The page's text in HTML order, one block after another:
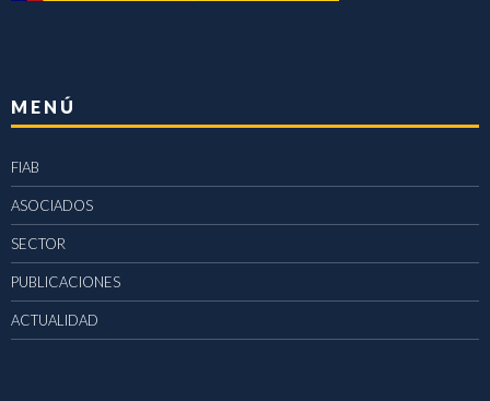
MENÚ
FIAB
ASOCIADOS
SECTOR
PUBLICACIONES
ACTUALIDAD